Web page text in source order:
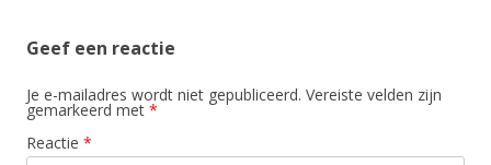
Geef een reactie
Je e-mailadres wordt niet gepubliceerd. Vereiste velden zijn
gemarkeerd met *
Reactie *